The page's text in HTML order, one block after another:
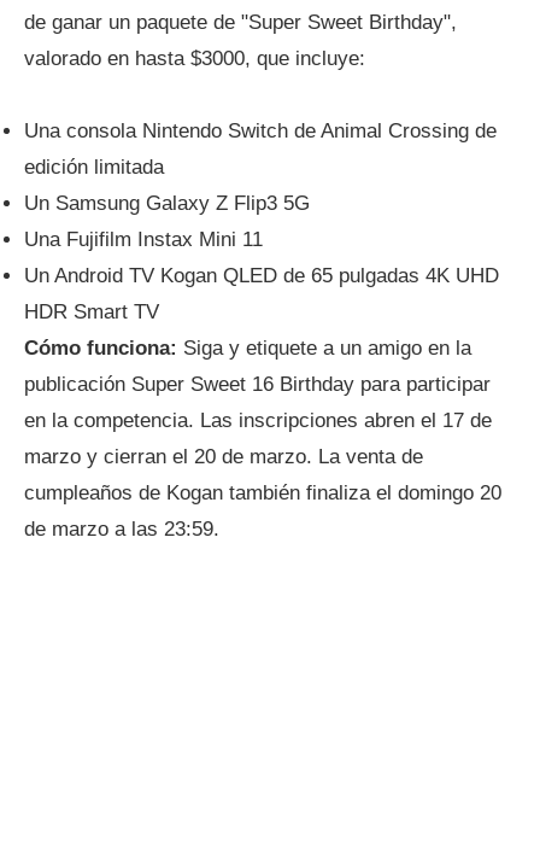
de ganar un paquete de "Super Sweet Birthday",
valorado en hasta $3000, que incluye:
Una consola Nintendo Switch de Animal Crossing de
edición limitada
Un Samsung Galaxy Z Flip3 5G
Una Fujifilm Instax Mini 11
Un Android TV Kogan QLED de 65 pulgadas 4K UHD
HDR Smart TV
Cómo funciona: Siga y etiquete a un amigo en la
publicación Super Sweet 16 Birthday para participar
en la competencia. Las inscripciones abren el 17 de
marzo y cierran el 20 de marzo. La venta de
cumpleaños de Kogan también finaliza el domingo 20
de marzo a las 23:59.